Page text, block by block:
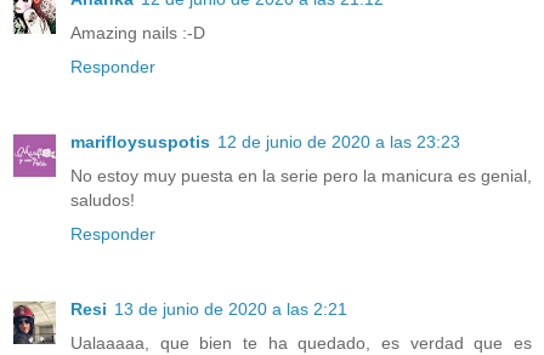
Amazing nails :-D
Responder
marifloysuspotis 12 de junio de 2020 a las 23:23
No estoy muy puesta en la serie pero la manicura es genial,
saludos!
Responder
Resi 13 de junio de 2020 a las 2:21
Ualaaaaa, que bien te ha quedado, es verdad que es